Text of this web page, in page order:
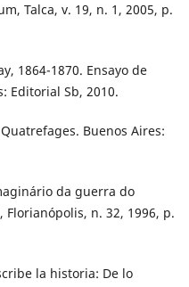
Talca, v. 19, n. 1, 2005, p.
1864-1870. Ensayo de
Editorial Sb, 2010.
Buenos Aires:
da guerra do
Florianópolis, n. 32, 1996, p.
la historia: De lo